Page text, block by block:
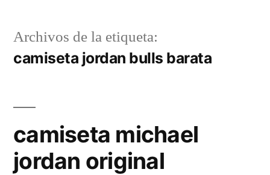
Archivos de la etiqueta:
camiseta jordan bulls barata
camiseta michael
jordan original